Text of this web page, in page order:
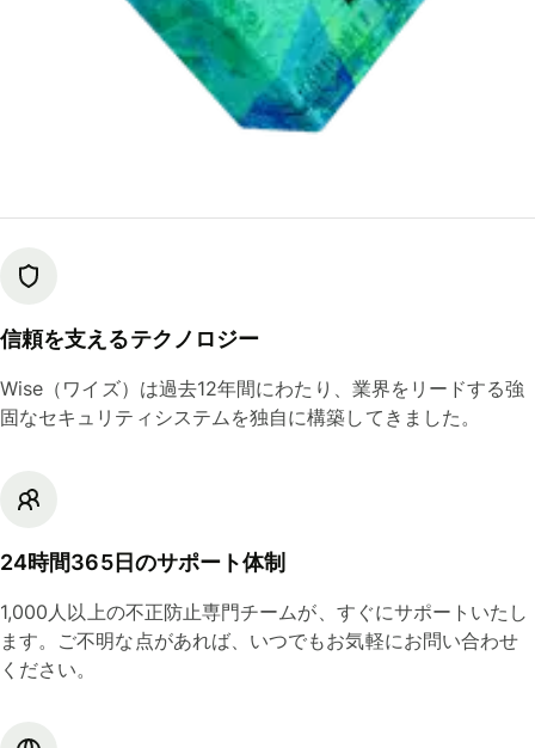
信頼を支えるテクノロジー
Wise（ワイズ）は過去12年間にわたり、業界をリードする強
固なセキュリティシステムを独自に構築してきました。
24時間365日のサポート体制
1,000人以上の不正防止専門チームが、すぐにサポートいたし
ます。ご不明な点があれば、いつでもお気軽にお問い合わせ
ください。